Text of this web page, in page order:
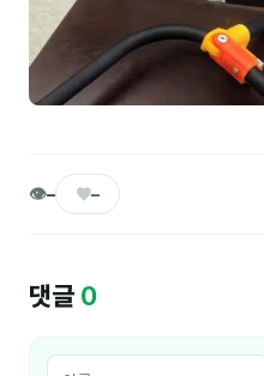
김경태
김소연
김의중
김지혜
노준영
👁– ♥–
댓글 0